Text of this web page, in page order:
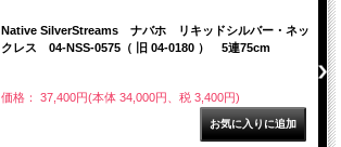
Native SilverStreams ナバホ リキッドシルバー・ネッ
クレス 04-NSS-0575（ 旧 04-0180 ） 5連75cm
価格： 37,400円(本体 34,000円、税 3,400円)